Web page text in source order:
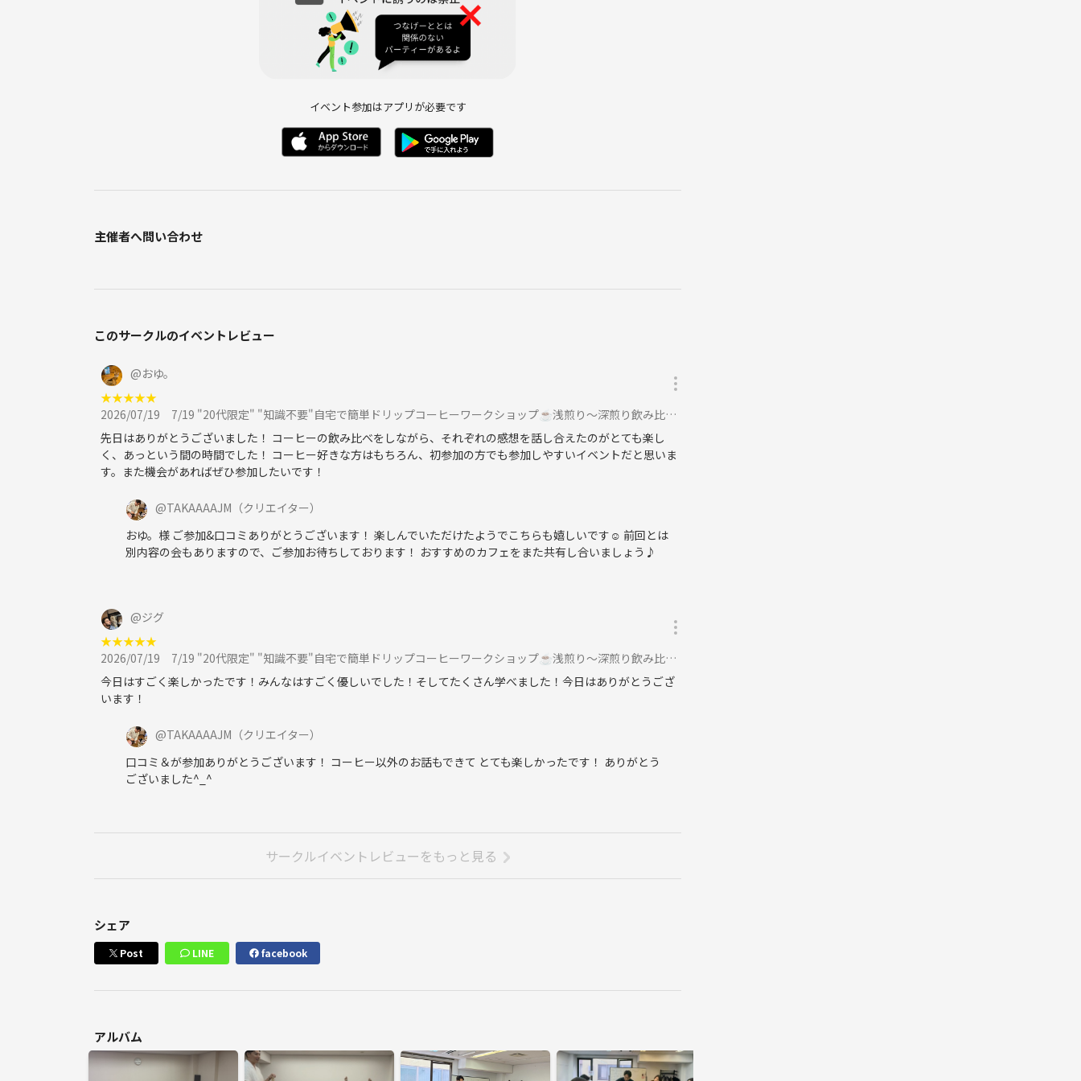
1人参加が多いので、自分だけ浮いてしまう事はありません！
少人数でリラックス音楽を聴きながら、ゆったりした雰囲気でやります☕
ちょっとしたカフェ気分でぜひ参加してみてください！
過去にトラブルの経験がある為、少しでも上記の可能性があると感じた場合は、退出依頼・次回以降参加不可にする
ご了承ください。
イベント参加はアプリが必要です
主催者へ問い合わせ
このサークルのイベントレビュー
@おゆ。
★★★★★
2026/07/19
7/19 "20代限定" "知識不要"自宅で簡単ドリップコーヒーワークショップ☕️浅煎り〜深煎り飲み比べに参加
先日はありがとうございました！ コーヒーの飲み比べをしながら、それぞれの感想を話し合えたのがとても楽し
く、あっという間の時間でした！ コーヒー好きな方はもちろん、初参加の方でも参加しやすいイベントだと思いま
す。また機会があればぜひ参加したいです！
@TAKAAAAJM （クリエイター）
おゆ。様 ご参加&口コミありがとうございます！ 楽しんでいただけたようでこちらも嬉しいです☺️ 前回とは
別内容の会もありますので、ご参加お待ちしております！ おすすめのカフェをまた共有し合いましょう♪
@ジグ
★★★★★
2026/07/19
7/19 "20代限定" "知識不要"自宅で簡単ドリップコーヒーワークショップ☕️浅煎り〜深煎り飲み比べに参加
今日はすごく楽しかったです！みんなはすごく優しいでした！そしてたくさん学べました！今日はありがとうござ
います！
@TAKAAAAJM （クリエイター）
口コミ＆が参加ありがとうございます！ コーヒー以外のお話もできて とても楽しかったです！ ありがとう
ございました^_^
サークルイベントレビューをもっと見る
シェア
Post LINE facebook
アルバム